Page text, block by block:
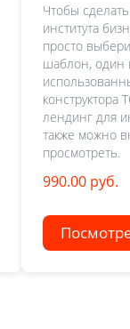
Чтобы
института
просто
шаблон, один
лендинг для
также можно
просмотреть.
990.00 руб.